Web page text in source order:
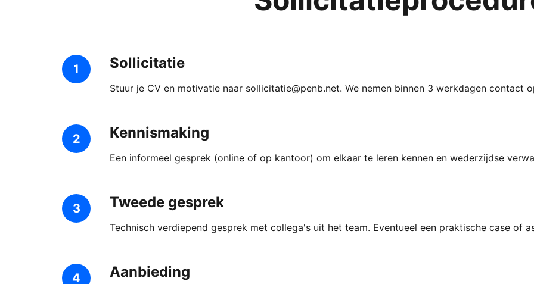
1 Sollicitatie
Stuur je CV en motivatie naar sollicitatie@penb.net. We nemen binnen 3 werkdagen contact
2 Kennismaking
Een informeel gesprek (online of op kantoor) om elkaar te leren kennen en wederzijdse
3 Tweede gesprek
Technisch verdiepend gesprek met collega's uit het team. Eventueel een praktische case of
4 Aanbieding